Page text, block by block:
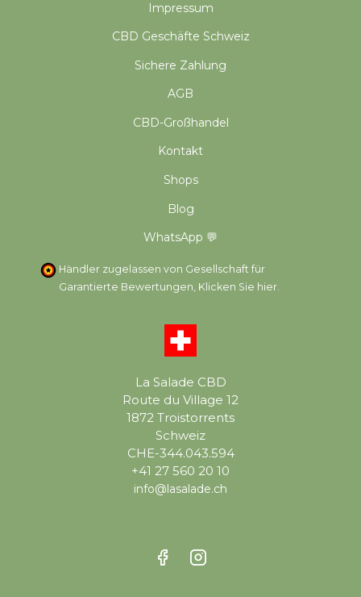
La Salade CBD
Route du Village 12
1872 Troistorrents
Schweiz
CHE-344.043.594
+41 27 560 20 10
info@lasalade.ch
Impressum
CBD Geschäfte Schweiz
Sichere Zahlung
AGB
CBD-Großhandel
Kontakt
Shops
Blog
WhatsApp 💬
Händler zugelassen von Gesellschaft für
Garantierte Bewertungen, Klicken Sie hier